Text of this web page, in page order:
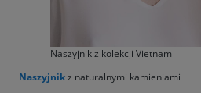
Naszyjnik z kolekcji Vietnam
Naszyjnikz naturalnymi kamieniami